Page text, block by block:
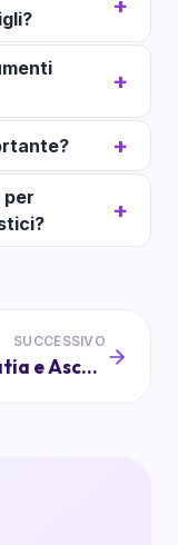
per
SUCCESSIVO
Empatia e Ascolto Attivo: Fondamenti per Genitori Coinvolti